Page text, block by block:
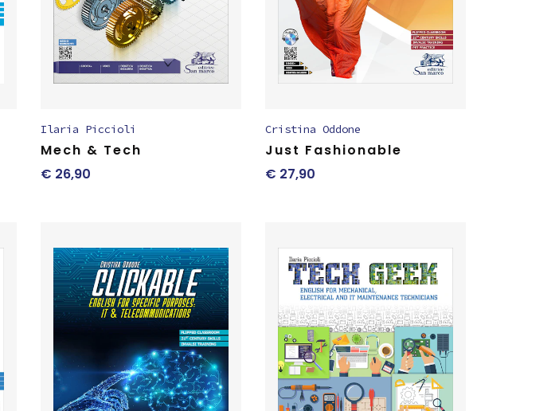
Ilaria Piccioli
Mech & Tech
€ 26,90
Cristina Oddone
Just Fashionable
€ 27,90